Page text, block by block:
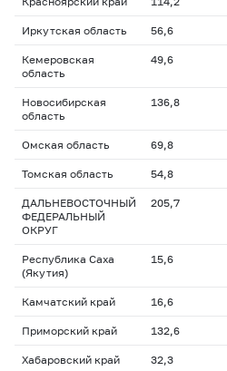
Иркутская область 56,6
Кемеровская
область
49,6
Новосибирская
область
136,8
Омская область 69,8
Томская область 54,8
ДАЛЬНЕВОСТОЧНЫЙ
ФЕДЕРАЛЬНЫЙ
ОКРУГ
205,7
Республика Саха
(Якутия)
15,6
Камчатский край 16,6
Приморский край 132,6
Хабаровский край 32,3